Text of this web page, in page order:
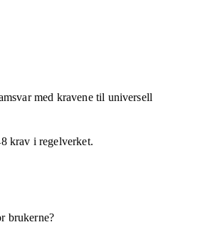
med kravene til universell
krav i regelverket.
brukerne?